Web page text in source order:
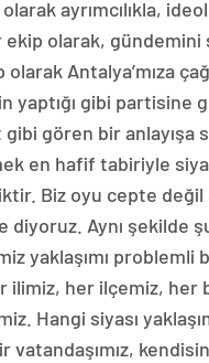
ayrımcılıkla,
ekip olarak, gündemini
Antalya’mıza
yaptığı gibi partisine
gören bir anlayışa
en hafif tabiriyle
Biz oyu cepte değil
diyoruz. Aynı şekilde
yaklaşımı problemli
ilimiz, her ilçemiz, her
Hangi siyası
vatandaşımız,